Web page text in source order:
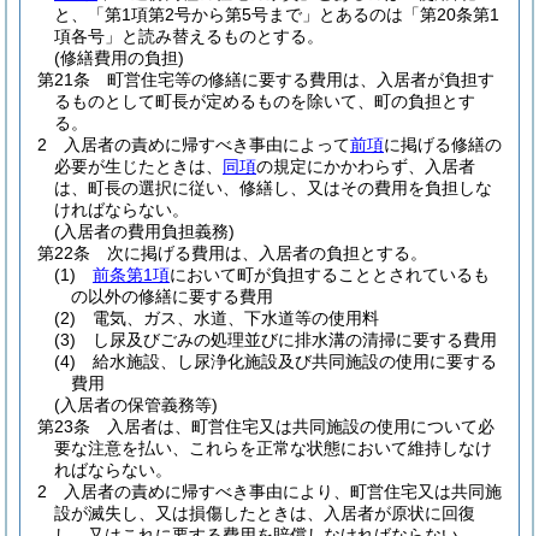
と、「第1項第2号から第5号まで」とあるのは「第20条第1
項各号」と読み替えるものとする。
(修繕費用の負担)
第21条
町営住宅等の修繕に要する費用は、入居者が負担す
るものとして町長が定めるものを除いて、町の負担とす
る。
2
入居者の責めに帰すべき事由によって前項に掲げる修繕の
必要が生じたときは、 同項の規定にかかわらず、入居者
は、町長の選択に従い、修繕し、又はその費用を負担しな
ければならない。
(入居者の費用負担義務)
第22条
次に掲げる費用は、入居者の負担とする。
(1)
前条第1項において町が負担することとされているも
の以外の修繕に要する費用
(2)
電気、ガス、水道、下水道等の使用料
(3)
し尿及びごみの処理並びに排水溝の清掃に要する費用
(4)
給水施設、し尿浄化施設及び共同施設の使用に要する
費用
(入居者の保管義務等)
第23条
入居者は、町営住宅又は共同施設の使用について必
要な注意を払い、これらを正常な状態において維持しなけ
ればならない。
2
入居者の責めに帰すべき事由により、町営住宅又は共同施
設が滅失し、又は損傷したときは、入居者が原状に回復